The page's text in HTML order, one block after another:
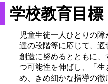
学校教育目標
児童生徒一人ひとりの
達の段階等に応じて、
創造に努めるとともに
つ可能性を伸ばし、「生
め、きめ細かな指導の